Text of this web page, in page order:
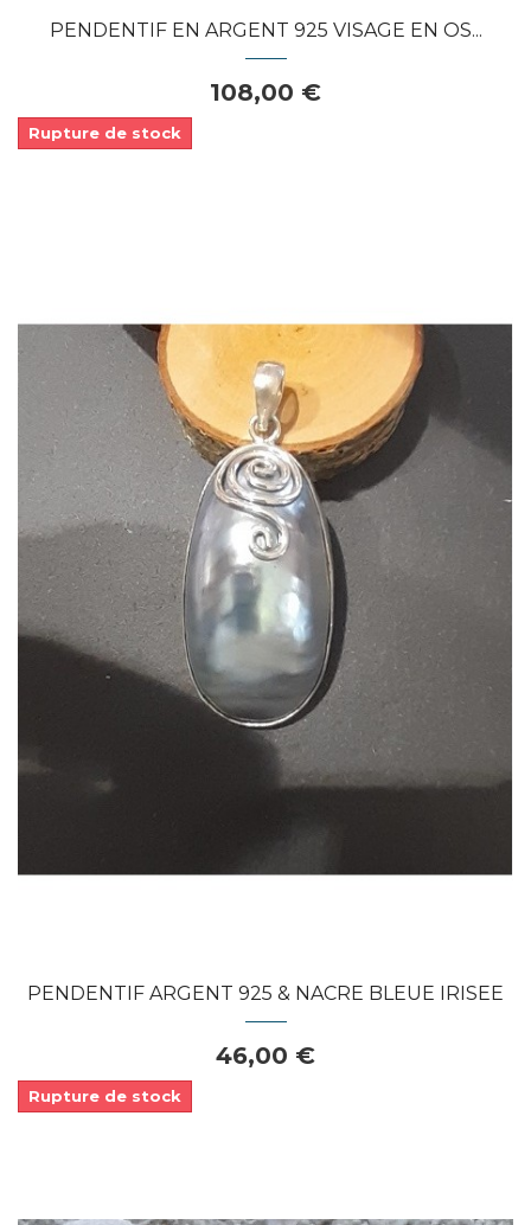
PENDENTIF EN ARGENT 925 VISAGE EN OS...
108,00 €
Rupture de stock
Dans mon panier
APERÇU RAPIDE
PENDENTIF ARGENT 925 & NACRE BLEUE IRISEE
46,00 €
Rupture de stock